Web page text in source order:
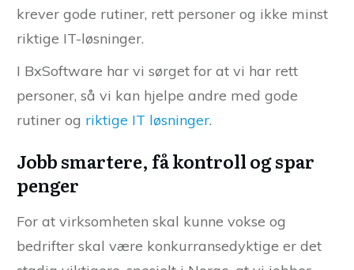
krever gode rutiner, rett personer og ikke minst
riktige IT-løsninger.
I BxSoftware har vi sørget for at vi har rett
personer, så vi kan hjelpe andre med gode
rutiner og riktige IT løsninger.
Jobb smartere, få kontroll og spar
penger
For at virksomheten skal kunne vokse og
bedrifter skal være konkurransedyktige er det